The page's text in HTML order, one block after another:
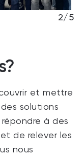
2/5
et mettre
solutions
à des
et de relever les
nous